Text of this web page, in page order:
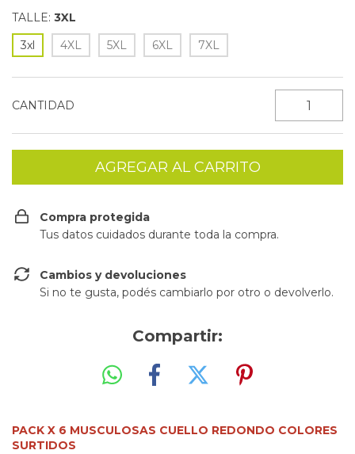
TALLE: 3XL
3xl
4XL 5XL 6XL 7XL
CANTIDAD
Compra protegida
Tus datos cuidados durante toda la compra.
Cambios y devoluciones
Si no te gusta, podés cambiarlo por otro o devolverlo.
Compartir:
PACK X 6 MUSCULOSAS CUELLO REDONDO COLORES
SURTIDOS